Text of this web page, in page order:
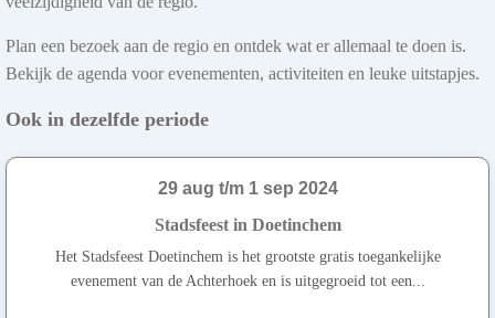
Plan een bezoek aan de regio en ontdek wat er allemaal te doen is.
Bekijk de agenda voor evenementen, activiteiten en leuke uitstapjes.
Ook in dezelfde periode
29 aug t/m 1 sep 2024
Stadsfeest in Doetinchem
Het Stadsfeest Doetinchem is het grootste gratis toegankelijke
evenement van de Achterhoek en is uitgegroeid tot een...